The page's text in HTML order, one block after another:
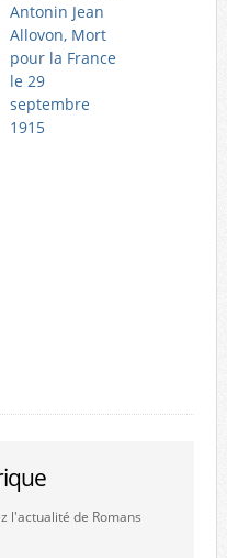
Antonin Jean
Allovon, Mort
pour la France
le 29
septembre
1915
l'actualité de Romans